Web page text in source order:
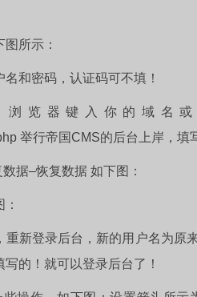
所示：
和密码，认证码可不填！
览器键入你的域名或者
举行帝国CMS的后台上岸，填
据–恢复数据 如下图：
新登录后台，新的用户名为原
的！就可以登录后台了！